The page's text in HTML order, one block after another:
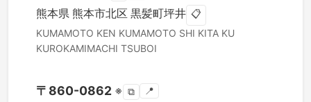
熊本県 熊本市北区 黒髪町坪井 📋
KUMAMOTO KEN KUMAMOTO SHI KITA KU
KUROKAMIMACHI TSUBOI
〒 860-0862 ※ ⧉ 📍